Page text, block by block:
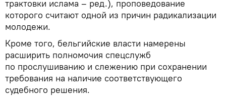
трактовки ислама – ред.), проповедование
которого считают одной из причин радикализации
молодежи.
Кроме того, бельгийские власти намерены
расширить полномочия спецслужб
по прослушиванию и слежению при сохранении
требования на наличие соответствующего
судебного решения.